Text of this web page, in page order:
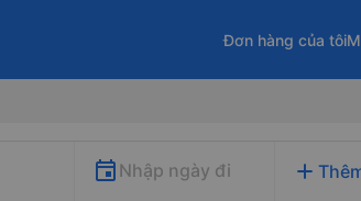
Đơn hàng của tôi
Nhập ngày đi add